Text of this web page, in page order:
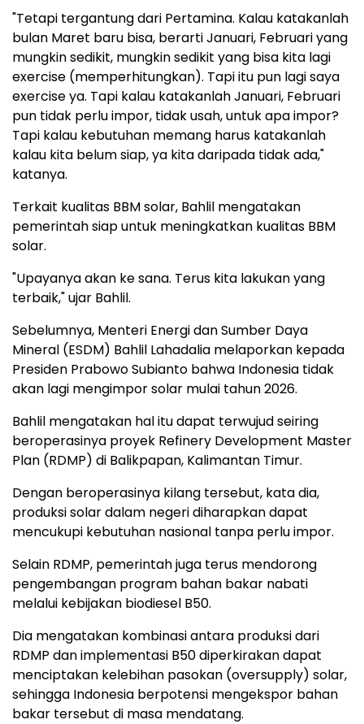
"Tetapi tergantung dari Pertamina. Kalau katakanlah
bulan Maret baru bisa, berarti Januari, Februari yang
mungkin sedikit, mungkin sedikit yang bisa kita lagi
exercise (memperhitungkan). Tapi itu pun lagi saya
exercise ya. Tapi kalau katakanlah Januari, Februari
pun tidak perlu impor, tidak usah, untuk apa impor?
Tapi kalau kebutuhan memang harus katakanlah
kalau kita belum siap, ya kita daripada tidak ada,"
katanya.
Terkait kualitas BBM solar, Bahlil mengatakan
pemerintah siap untuk meningkatkan kualitas BBM
solar.
"Upayanya akan ke sana. Terus kita lakukan yang
terbaik," ujar Bahlil.
Sebelumnya, Menteri Energi dan Sumber Daya
Mineral (ESDM) Bahlil Lahadalia melaporkan kepada
Presiden Prabowo Subianto bahwa Indonesia tidak
akan lagi mengimpor solar mulai tahun 2026.
Bahlil mengatakan hal itu dapat terwujud seiring
beroperasinya proyek Refinery Development Master
Plan (RDMP) di Balikpapan, Kalimantan Timur.
Dengan beroperasinya kilang tersebut, kata dia,
produksi solar dalam negeri diharapkan dapat
mencukupi kebutuhan nasional tanpa perlu impor.
Selain RDMP, pemerintah juga terus mendorong
pengembangan program bahan bakar nabati
melalui kebijakan biodiesel B50.
Dia mengatakan kombinasi antara produksi dari
RDMP dan implementasi B50 diperkirakan dapat
menciptakan kelebihan pasokan (oversupply) solar,
sehingga Indonesia berpotensi mengekspor bahan
bakar tersebut di masa mendatang.